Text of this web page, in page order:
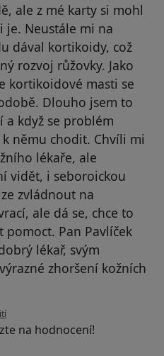
ale z mé karty si mohl
je. Neustále mi na
dával kortikoidy, což
rozvoj růžovky. Jako
kortikoidové masti se
Dlouho jsem to
a když se problém
němu chodit. Chvíli mi
lékaře, ale
vidět, i seboroickou
zvládnout na
ale dá se, chce to
Pan Pavlíček
lékař, svým
zhoršení kožních
Váš účet byl odstraněn
na hodnocení!